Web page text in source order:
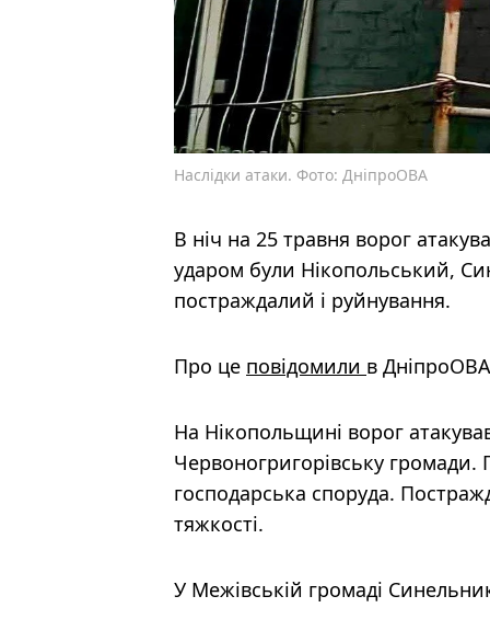
Наслідки атаки. Фото: ДніпроОВА
В ніч на 25 травня ворог
ударом були Нікопольський,
постраждалий і руйнування.
Про це повідомили в
На Нікопольщині ворог
Червоногригорівську
господарська споруда.
тяжкості.
У Межівській громаді